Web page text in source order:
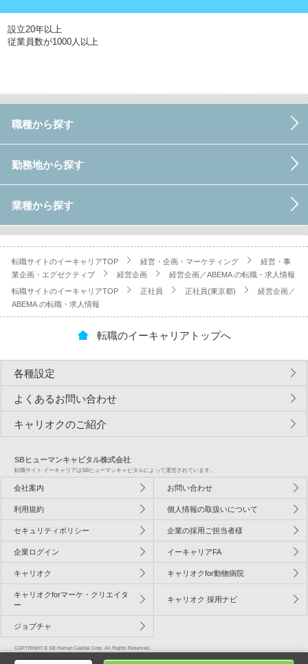
設立20年以上
従業員数が1000人以上
職種から探す
勤務地から探す
業種から探す
転職サイトのイーキャリアTOP 経営・企画・マーケティング
経営・事
業企画・エグゼクティブ
経営企画 経営企画／ABEMA.の転職・求人情報
転職サイトのイーキャリアTOP 正社員 正社員(東京都)
経営企画／
ABEMA.の転職・求人情報
転職のイーキャリアトップへ
各種設定
よくあるお問い合わせ
キャリオクのご紹介
SBヒューマンキャピタル株式会社
転職サイト イーキャリアはSBヒューマンキャピタルによって運営されています。
会社案内 お問い合わせ
利用規約 個人情報の取扱いについて
セキュリティポリシー 企業の採用ご担当者様
企業ログイン イーキャリアFA
キャリオク キャリオクfor動物病院
キャリオクforマーケ・クリエイタ
ー
キャリオク 採用ナビ
ジョブチャ
COPYRIGHT © SB Human Capital Corp. All Rights Reserved.